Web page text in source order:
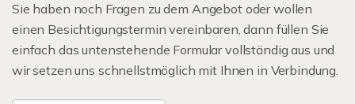
Sie haben noch Fragen zu dem Angebot oder wollen
einen Besichtigungstermin vereinbaren, dann füllen Sie
einfach das untenstehende Formular vollständig aus und
wir setzen uns schnellstmöglich mit Ihnen in Verbindung.